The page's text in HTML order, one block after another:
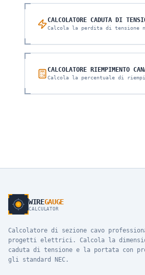
CALCOLATORE CADUTA DI
Calcola la perdita di tensione
CALCOLATORE RIEMPIMENTO
Calcola la percentuale di
WIREGAUGE
CALCULATOR
Calcolatore di sezione cavo
progetti elettrici. Calcola la
caduta di tensione e la portata con
gli standard NEC.